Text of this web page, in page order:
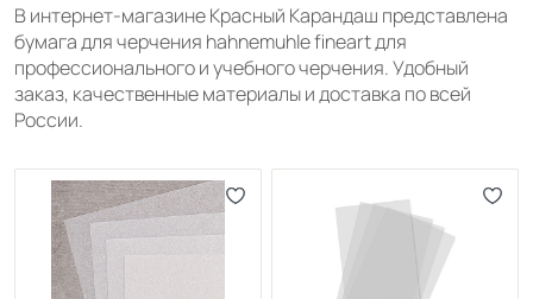
В интернет-магазине Красный Карандаш представлена
бумага для черчения hahnemuhle fineart для
профессионального и учебного черчения. Удобный
заказ, качественные материалы и доставка по всей
России.